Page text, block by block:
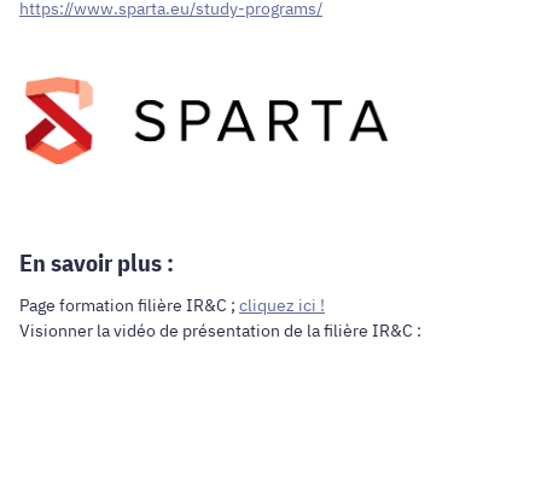
https://www.sparta.eu/study-programs/
En savoir plus :
Page formation filière IR&C ; cliquez ici !
Visionner la vidéo de présentation de la filière IR&C :